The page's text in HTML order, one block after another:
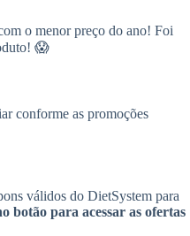
o menor preço do ano! Foi
😱
conforme as promoções
válidos do DietSystem para
botão para acessar as ofertas